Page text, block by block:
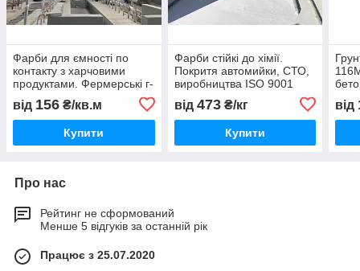
Фарби для ємності по
контакту з харчовими
продуктами. Фермерські г-
від 156 ₴/кв.м
Купити
Фарби стійкі до хімії.
Покритя автомийки, СТО,
виробництва ISO 9001
від 473₴/кг
Купити
від
Про нас
Рейтинг не сформований
Менше 5 відгуків за останній рік
Працює з 25.07.2020